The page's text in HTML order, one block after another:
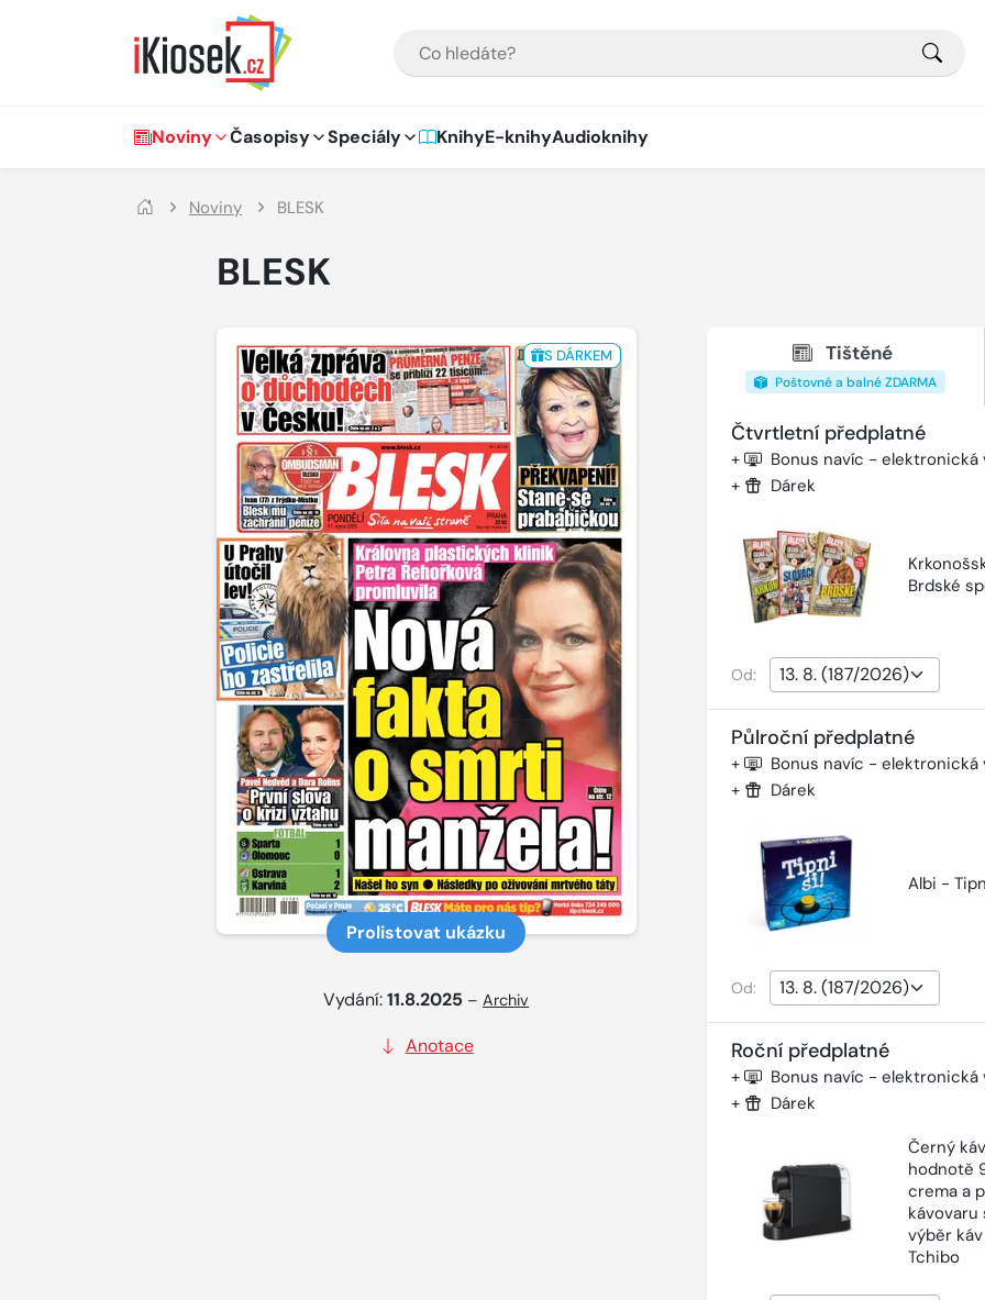
Hlavní navigace
Noviny Časopisy Speciály KnihyE-knihyAudioknihy
Noviny BLESK
BLESK
S DÁRKEM
Prolistovat ukázku
Vydání:11.8.2025 –Archiv
Anotace
Tištěné
Poštovné a balné ZDARMA
Čtvrtletní předplatné
+ Bonus navíc - elektronická
+ Dárek
Brdské
Od:
Půlroční předplatné
+ Bonus navíc - elektronická
+ Dárek
Albi -
Od:
Roční předplatné
+ Bonus navíc - elektronická
+
Dárek
Černý
hodnotě
crema a
kávovaru
výběr
Tchibo